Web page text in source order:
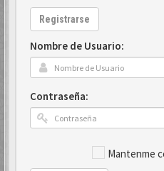
Registrarse
Nombre de Usuario:
Contraseña:
Mantenme